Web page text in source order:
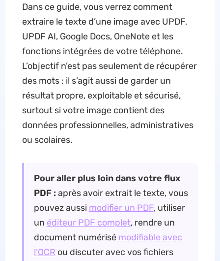
Dans ce guide, vous verrez comment
extraire le texte d’une image avec UPDF,
UPDF AI, Google Docs, OneNote et les
fonctions intégrées de votre téléphone.
L’objectif n’est pas seulement de récupérer
des mots : il s’agit aussi de garder un
résultat propre, exploitable et sécurisé,
surtout si votre image contient des
données professionnelles, administratives
ou scolaires.
Pour aller plus loin dans votre flux
PDF : après avoir extrait le texte, vous
pouvez aussi modifier un PDF, utiliser
un éditeur PDF complet, rendre un
document numérisé modifiable avec
l’OCR ou discuter avec vos fichiers